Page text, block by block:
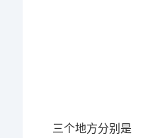
三个地方分别是